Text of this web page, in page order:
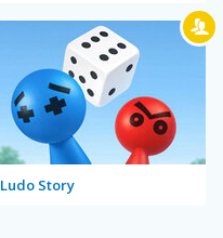
Ludo Story